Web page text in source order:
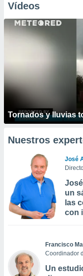
Vídeos
Tornados y lluvias
Nuestros
José
un
las
con
Francisco
Coordinador
Un